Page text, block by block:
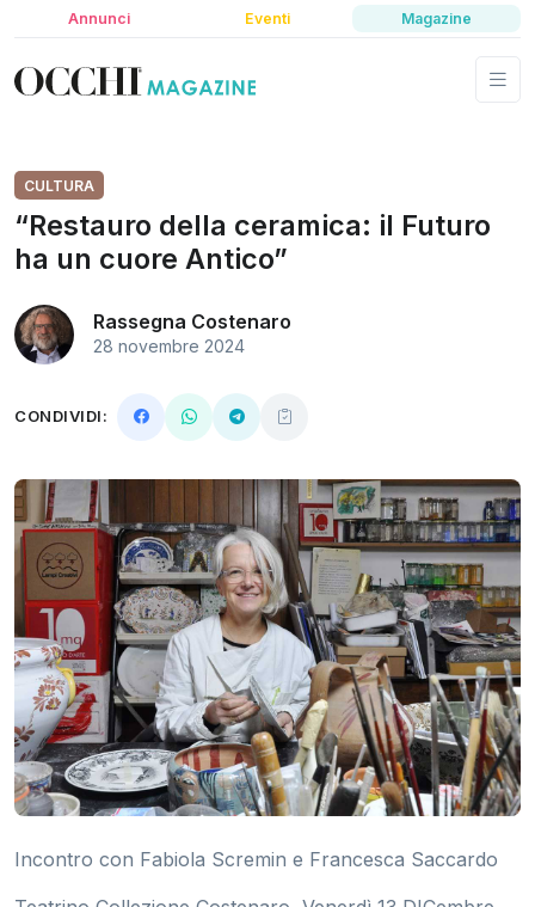
Annunci Eventi Magazine
CULTURA
“Restauro della ceramica: il Futuro
ha un cuore Antico”
Rassegna Costenaro
28 novembre 2024
CONDIVIDI:
Incontro con Fabiola Scremin e Francesca Saccardo